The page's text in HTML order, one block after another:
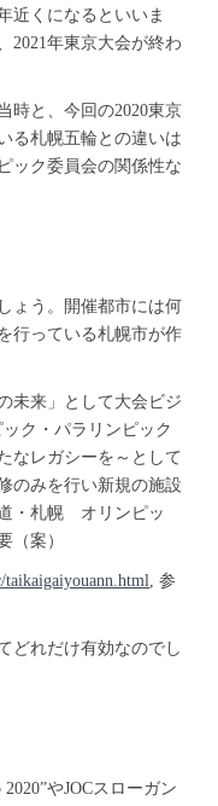
近くになるといいま
2021年東京大会が終わ
時と、今回の2020東京
る札幌五輪との違いは
ック委員会の関係性な
ょう。開催都市には何
行っている札幌市が作
未来」として大会ビジ
ク・パラリンピック
なレガシーを～として
のみを行い新規の施設
・札幌 オリンピッ
（案）
taikaigaiyouann.html, 参
どれだけ有効なのでし
やJOCスローガン